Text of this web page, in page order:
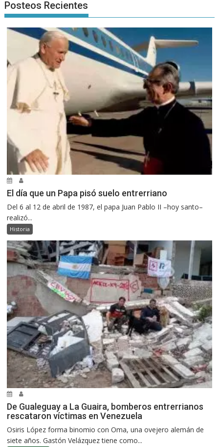
Posteos Recientes
El día que un Papa pisó suelo entrerriano
Del 6 al 12 de abril de 1987, el papa Juan Pablo II –hoy santo–
realizó...
Historia
De Gualeguay a La Guaira, bomberos entrerrianos
rescataron víctimas en Venezuela
Osiris López forma binomio con Oma, una ovejero alemán de
siete años. Gastón Velázquez tiene como...